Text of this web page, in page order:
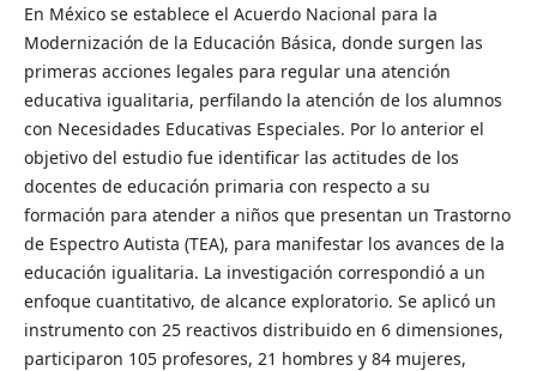
En México se establece el Acuerdo Nacional para la
Modernización de la Educación Básica, donde surgen las
primeras acciones legales para regular una atención
educativa igualitaria, perfilando la atención de los alumnos
con Necesidades Educativas Especiales. Por lo anterior el
objetivo del estudio fue identificar las actitudes de los
docentes de educación primaria con respecto a su
formación para atender a niños que presentan un Trastorno
de Espectro Autista (TEA), para manifestar los avances de la
educación igualitaria. La investigación correspondió a un
enfoque cuantitativo, de alcance exploratorio. Se aplicó un
instrumento con 25 reactivos distribuido en 6 dimensiones,
participaron 105 profesores, 21 hombres y 84 mujeres,